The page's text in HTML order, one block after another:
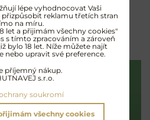
lépe vyhodnocovat Vaši
přizpůsobit reklamu třetích stran
na míru.
let a přijimám všechny cookies"
s tímto zpracováním a zároveň
bylo 18 let. Níže můžete najít
nebo upravit své preference.
příjemný nákup.
s.r.o.
soukromí
všechny cookies